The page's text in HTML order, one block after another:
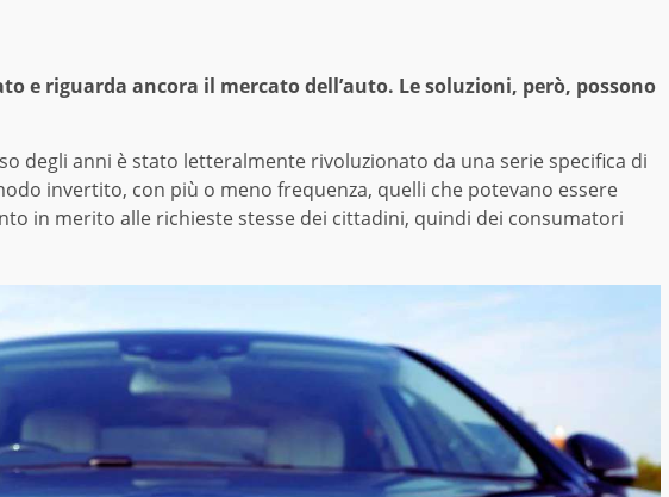
e riguarda ancora il mercato dell’auto. Le soluzioni, però, possono
degli anni è stato letteralmente rivoluzionato da una serie specifica di
invertito, con più o meno frequenza, quelli che potevano essere
in merito alle richieste stesse dei cittadini, quindi dei consumatori